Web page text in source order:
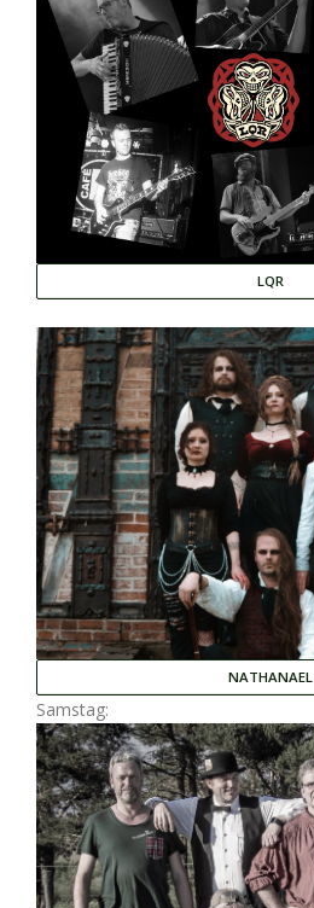
LQR
NATHANAEL
Samstag: